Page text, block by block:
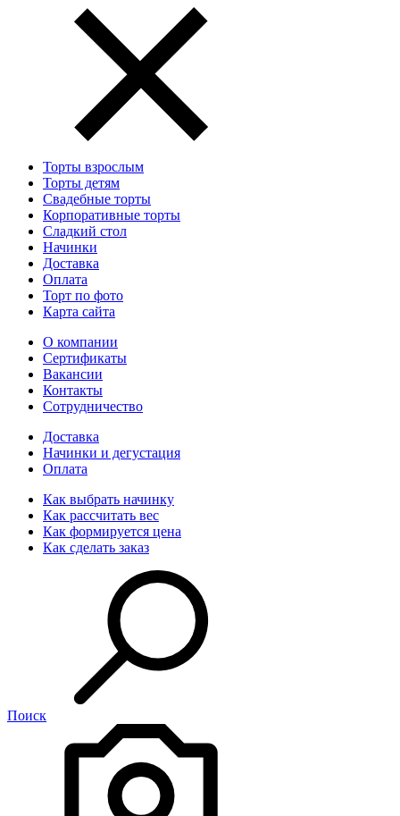
Торты взрослым
Торты детям
Свадебные торты
Корпоративные торты
Сладкий стол
Начинки
Доставка
Оплата
Торт по фото
Карта сайта
О компании
Сертификаты
Вакансии
Контакты
Сотрудничество
Доставка
Начинки и дегустация
Оплата
Как выбрать начинку
Как рассчитать вес
Как формируется цена
Как сделать заказ
Поиск